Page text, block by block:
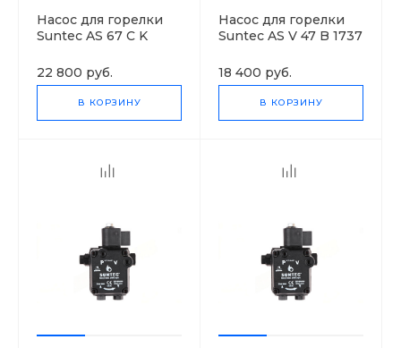
Насос для горелки
Suntec AS 67 C K
22 800 руб.
В КОРЗИНУ
Насос для горелки
Suntec AS V 47 B 1737
18 400 руб.
В КОРЗИНУ